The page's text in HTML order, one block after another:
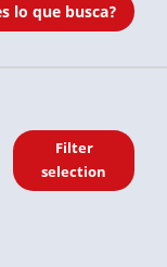
lo que busca?
Filter
selection